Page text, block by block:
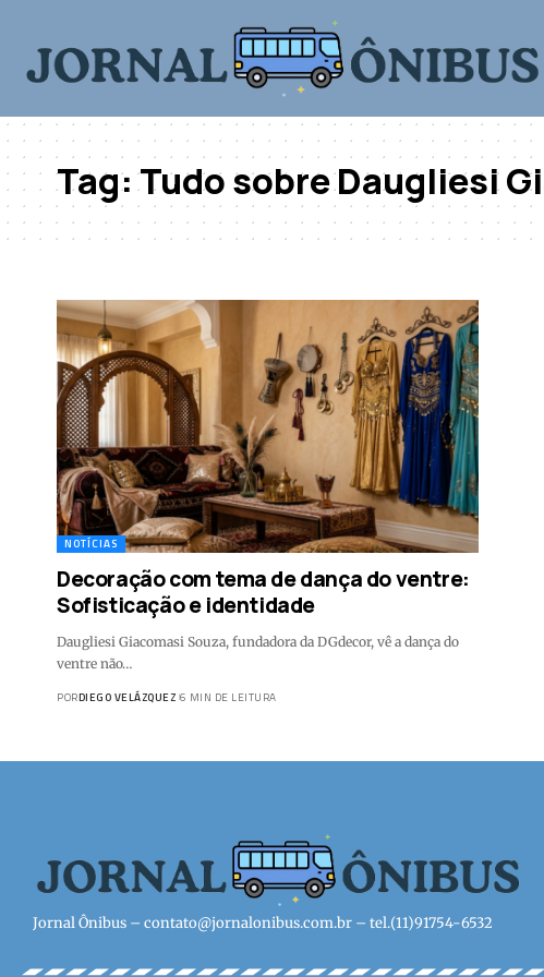
Tag:Tudo sobre Daugliesi
NOTÍCIAS
Decoração com tema de dança do ventre:
Sofisticação e identidade
Daugliesi Giacomasi Souza, fundadora da DGdecor, vê a dança do
ventre não…
PORDIEGO VELÁZQUEZ 6 MIN DE LEITURA
Jornal Ônibus – contato@jornalonibus.com.br – tel.(11)91754-6532